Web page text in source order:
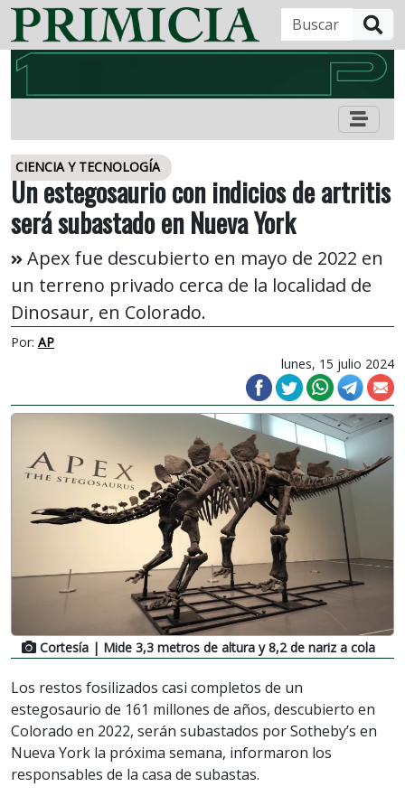
CIENCIA Y TECNOLOGÍA
Un estegosaurio con indicios de artritis
será subastado en Nueva York
Apex fue descubierto en mayo de 2022 en
un terreno privado cerca de la localidad de
Dinosaur, en Colorado.
Por: AP
lunes, 15 julio 2024
Cortesía | Mide 3,3 metros de altura y 8,2 de nariz a cola
Los restos fosilizados casi completos de un
estegosaurio de 161 millones de años, descubierto en
Colorado en 2022, serán subastados por Sotheby’s en
Nueva York la próxima semana, informaron los
responsables de la casa de subastas.